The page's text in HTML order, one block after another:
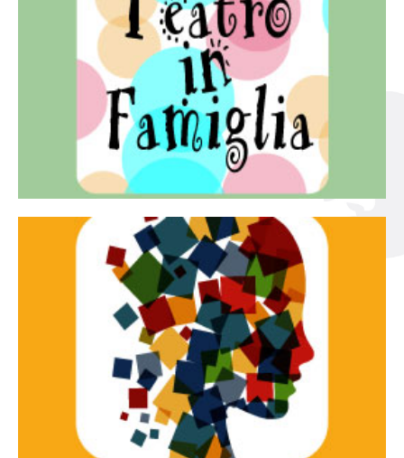
Teatro in famiglia
Teatro In Famiglia è una rassegna di teatro concepita
per far condividere e godere del teatro all’intera
famiglia.
Continua
Tracce dinamiche
Tracce Dinamiche è una rassegna di teatro
d’innovazione e sperimentale.
Continua